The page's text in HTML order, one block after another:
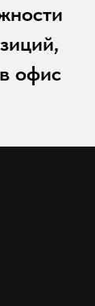
офис